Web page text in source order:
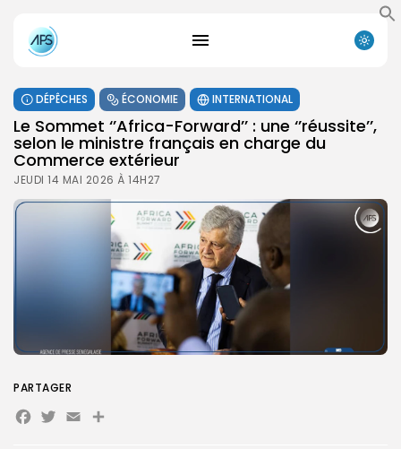
DÉPÊCHES ÉCONOMIE INTERNATIONAL
Le Sommet ‘’Africa-Forward’’ : une ‘’réussite’’,
selon le ministre français en charge du
Commerce extérieur
JEUDI 14 MAI 2026 À 14H27
PARTAGER
Facebook
Twitter
EmailPartager